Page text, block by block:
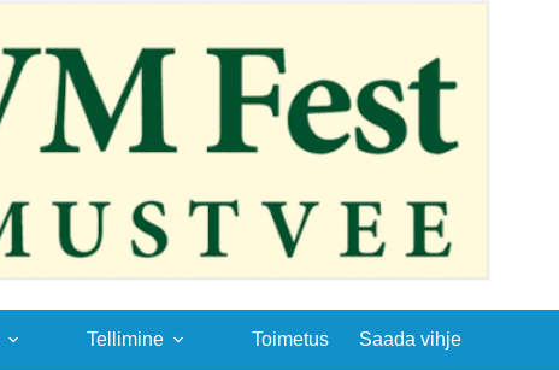
Tellimine Toimetus Saada vihje